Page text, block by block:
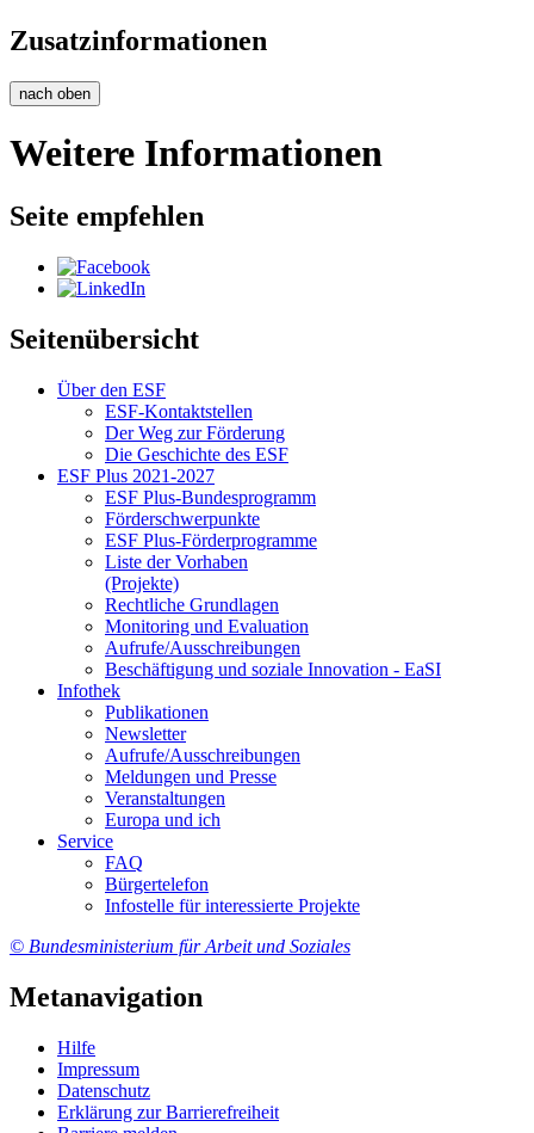
Zusatzinformationen
nach oben
Weitere Informationen
Seite empfehlen
Seitenübersicht
Über den ESF
ESF-Kon­takt­stel­len
Der Weg zur För­de­rung
Die Ge­schich­te des ESF
ESF Plus 2021-2027
ESF Plus-Bun­des­pro­gramm
För­der­schwer­punk­te
ESF Plus-För­der­pro­gram­me
Lis­te der Vor­ha­ben
(Pro­jek­te)
Recht­li­che Grund­la­gen
Mo­ni­to­ring und Eva­lua­ti­on
Auf­ru­fe/Aus­schrei­bun­gen
Be­schäf­ti­gung und so­zia­le In­no­va­ti­on - Ea­SI
In­fo­thek
Pu­bli­ka­tio­nen
Newslet­ter
Auf­ru­fe/Aus­schrei­bun­gen
Mel­dun­gen und Pres­se
Ver­an­stal­tun­gen
Eu­ro­pa und ich
Ser­vice
FAQ
Bür­ger­te­le­fon
In­fo­stel­le für in­ter­es­sier­te Pro­jek­te
© Bundesministerium für Arbeit und Soziales
Metanavigation
Hil­fe
Im­pres­s­um
Da­ten­schutz
Er­klä­rung zur Bar­rie­re­frei­heit